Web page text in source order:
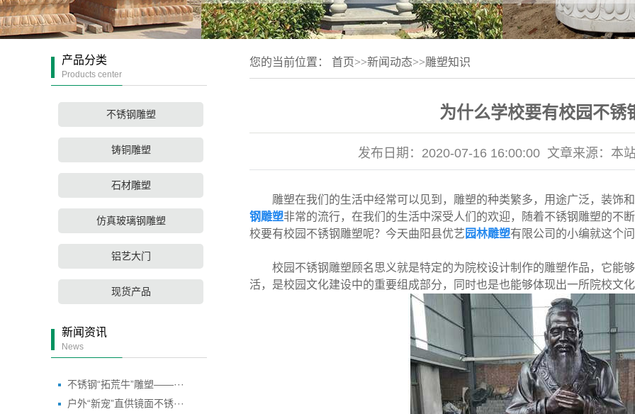
产品分类
Products center
不锈钢雕塑
铸铜雕塑
石材雕塑
仿真玻璃钢雕塑
铝艺大门
现货产品
新闻资讯
News
不锈钢“拓荒牛”雕塑——···
户外“新宠”直供镜面不锈···
您的当前位置： 首页>>新闻动态>>雕塑知识
为什么学校要有校园不锈
发布日期： 2020-07-16 16:00:00 文章来源： 本
雕塑在我们的生活中经常可以见到，雕塑的种类繁多，用途广泛，装饰
钢雕塑非常的流行，在我们的生活中深受人们的欢迎，随着不锈钢雕塑的不
校要有校园不锈钢雕塑呢？今天曲阳县优艺 园林雕塑有限公司的小编就这个
校园 不锈钢雕塑顾名思义就是特定的为院校设计制作的雕塑作品，它能
活，是校园文化建设中的重要组成部分，同时也是也能够体现出一所院校文